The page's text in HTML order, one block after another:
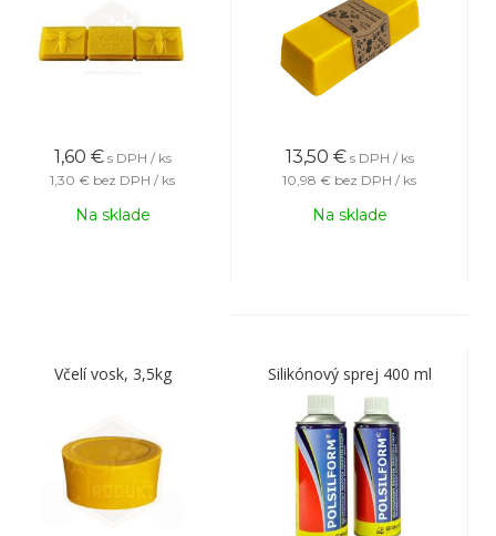
1,60 € s DPH / ks
1,30 € bez DPH / ks
Na sklade
13,50 € s DPH / ks
10,98 € bez DPH / ks
Na sklade
Včelí vosk, 3,5kg Silikónový sprej 400 ml